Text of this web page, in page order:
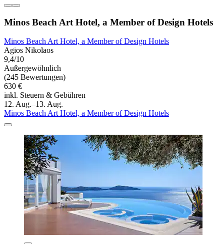
Minos Beach Art Hotel, a Member of Design Hotels
Minos Beach Art Hotel, a Member of Design Hotels
Agios Nikolaos
9,4/10
Außergewöhnlich
(245 Bewertungen)
630 €
inkl. Steuern & Gebühren
12. Aug.–13. Aug.
Minos Beach Art Hotel, a Member of Design Hotels